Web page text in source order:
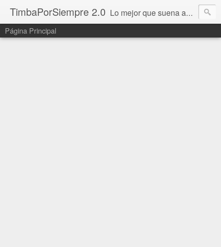
TimbaPorSiempre 2.0 Lo mejor que suena ahora!!!
Página Principal